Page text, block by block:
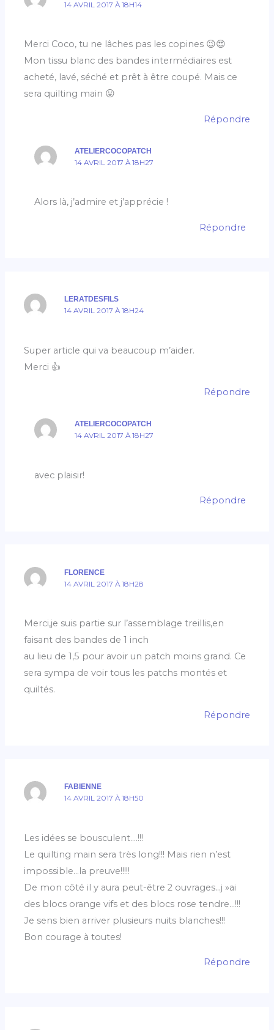
14 AVRIL 2017 À 18H14
Merci Coco, tu ne lâches pas les copines 😉😍
Mon tissu blanc des bandes intermédiaires est
acheté, lavé, séché et prêt à être coupé. Mais ce
sera quilting main 😛
Répondre
ATELIERCOCOPATCH
14 AVRIL 2017 À 18H27
Alors là, j’admire et j’apprécie !
Répondre
LERATDESFILS
14 AVRIL 2017 À 18H24
Super article qui va beaucoup m’aider.
Merci 👍
Répondre
ATELIERCOCOPATCH
14 AVRIL 2017 À 18H27
avec plaisir!
Répondre
FLORENCE
14 AVRIL 2017 À 18H28
Merci,je suis partie sur l’assemblage treillis,en
faisant des bandes de 1 inch
au lieu de 1,5 pour avoir un patch moins grand. Ce
sera sympa de voir tous les patchs montés et
quiltés.
Répondre
FABIENNE
14 AVRIL 2017 À 18H50
Les idées se bousculent….!!!
Le quilting main sera très long!!! Mais rien n’est
impossible…la preuve!!!!!
De mon côté il y aura peut-être 2 ouvrages…j »ai
des blocs orange vifs et des blocs rose tendre…!!!
Je sens bien arriver plusieurs nuits blanches!!!
Bon courage à toutes!
Répondre